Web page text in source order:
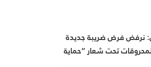
فرض ضريبة جديدة
تحت شعار “حماية